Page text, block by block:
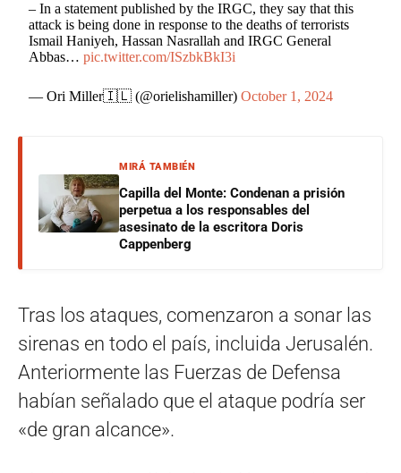
– In a statement published by the IRGC, they say that this
attack is being done in response to the deaths of terrorists
Ismail Haniyeh, Hassan Nasrallah and IRGC General
Abbas…pic.twitter.com/ISzbkBkI3i
— Ori Miller🇮🇱 (@orielishamiller)October 1, 2024
MIRÁ TAMBIÉN
Capilla del Monte: Condenan a prisión
perpetua a los responsables del
asesinato de la escritora Doris
Cappenberg
Tras los ataques, comenzaron a sonar las
sirenas en todo el país, incluida Jerusalén.
Anteriormente las Fuerzas de Defensa
habían señalado que el ataque podría ser
«de gran alcance».